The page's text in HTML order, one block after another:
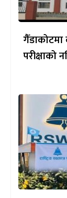
गैँडाकोटमा
परीक्षाको